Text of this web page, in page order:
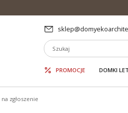
PROMOCJE DOMKI
zgłoszenie